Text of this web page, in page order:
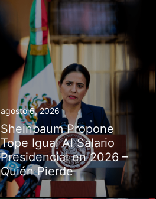
agosto 6, 2026
Sheinbaum Propone
Tope Igual Al Salario
Presidencial en 2026 –
Quién Pierde